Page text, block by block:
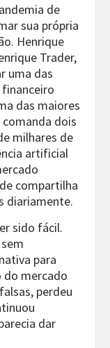
de
sua própria
Henrique
Trader,
uma das
das maiores
dois
milhares de
artificial
compartilha
diariamente.
sido fácil.
para
do mercado
perdeu
dar